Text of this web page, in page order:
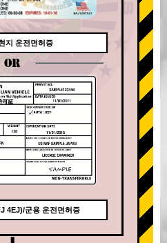
지 운전면허증
OR
4EJ)/군용 운전면허증